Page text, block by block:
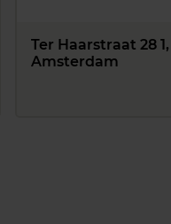
Ter Haarstraat 28 1,
Amsterdam